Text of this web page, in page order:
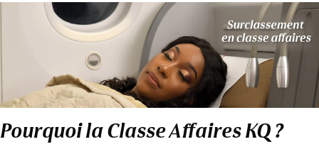
Pourquoi la Classe Affaires KQ ?